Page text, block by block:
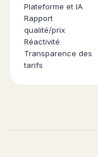
Plateforme et IA
Rapport
qualité/prix
Réactivité
Transparence des
tarifs